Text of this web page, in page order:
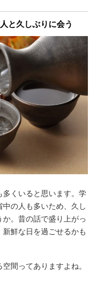
と久しぶりに会う
くいると思います。学
の人も多いため、久し
。昔の話で盛り上がっ
鮮な日を過ごせるかも
間ってありますよね。